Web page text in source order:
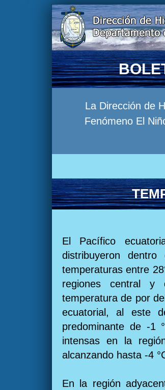
La Dirección de
Fenómeno El
El Pacífico
distribuyeron
temperaturas entre
regiones central y
temperatura de por
ecuatorial, al este
predominante de -1
intensas en la
alcanzando hasta -4
En la región